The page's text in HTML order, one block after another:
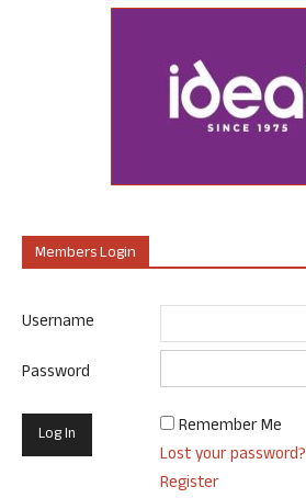
Members Login
Username
Password
Remember Me
Lost your password?
Register